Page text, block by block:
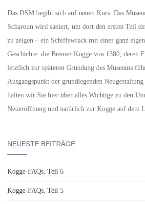
Das DSM begibt sich auf neuen Kurs. Das
Scharoun wird saniert, um dort den ersten Teil
zu zeigen – ein Schiffswrack mit einer ganz
Geschichte: die Bremer Kogge von 1380, deren
letztlich zur späteren Gründung des Museums
Ausgangspunkt der grundlegenden
halten wir Sie hier über alles Wichtige zu den
Neueröffnung und natürlich zur Kogge auf dem
NEUESTE BEITRÄGE
Kogge-FAQs, Teil 6
Kogge-FAQs, Teil 5